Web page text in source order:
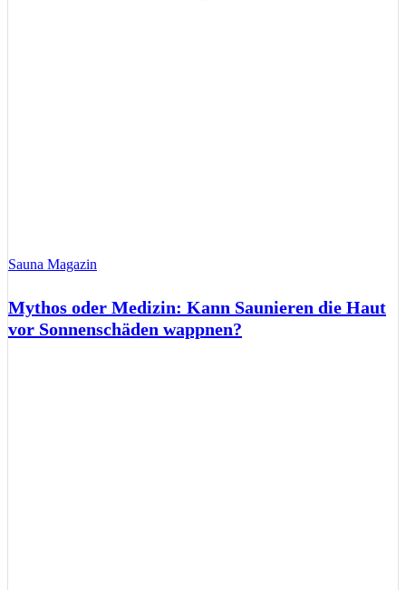
Sauna Magazin
Mythos oder Medizin: Kann Saunieren die Haut
vor Sonnenschäden wappnen?